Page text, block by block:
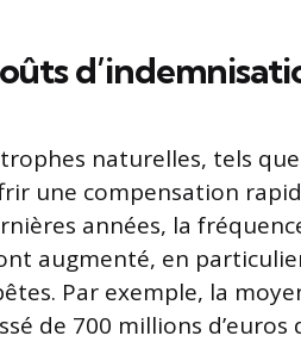
naturelles, tels
une compensation
années, la
augmenté, en
Par exemple, la
de 700 millions d’euros